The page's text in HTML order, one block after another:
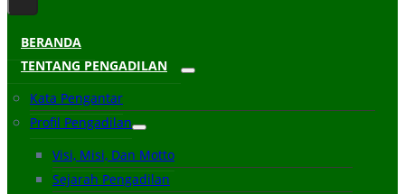
BERANDA
TENTANG PENGADILAN
Kata Pengantar
Profil Pengadilan
Visi, Misi, Dan Motto
Sejarah Pengadilan